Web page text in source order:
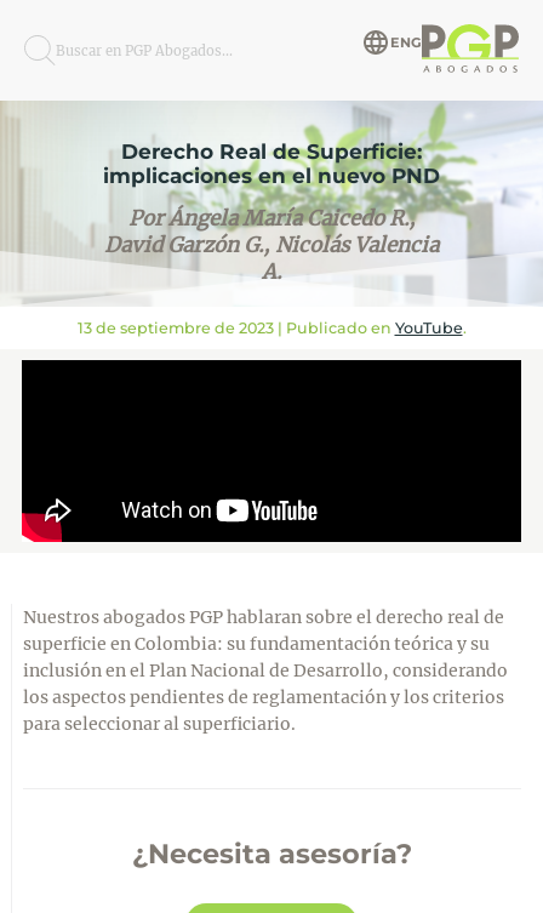
Buscar en PGP Abogados... ENG
Derecho Real de Superficie:
implicaciones en el nuevo PND
Por Ángela María Caicedo R.,
David Garzón G., Nicolás Valencia
A.
13 de septiembre de 2023| Publicado en YouTube.
Nuestros abogados PGP hablaran sobre el derecho real de
superficie en Colombia: su fundamentación teórica y su
inclusión en el Plan Nacional de Desarrollo, considerando
los aspectos pendientes de reglamentación y los criterios
para seleccionar al superficiario.
¿Necesita asesoría?